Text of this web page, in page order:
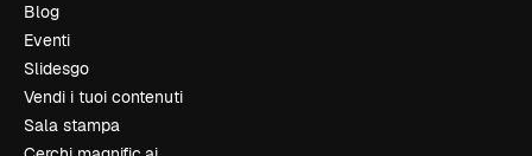
Blog
Eventi
Slidesgo
Vendi i tuoi contenuti
Sala stampa